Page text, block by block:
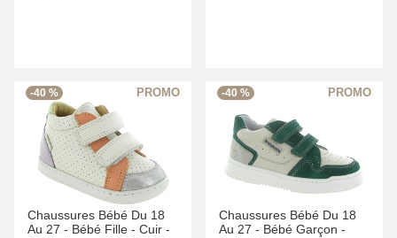
-40 %
Chaussures Bébé Du 18
Au 27 - Bébé Fille - Cuir -
-40 %
Chaussures Bébé Du 18
Au 27 - Bébé Garçon -